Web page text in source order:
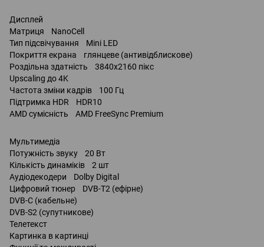
Дисплей
Матриця NanoCell
Тип підсвічування Mini LED
Покриття екрана глянцеве (антивідблискове)
Роздільна здатність 3840x2160 пікс
Upscaling до 4K
Частота зміни кадрів 100 Гц
Підтримка HDR HDR10
AMD сумісність AMD FreeSync Premium
Мультимедіа
Потужність звуку 20 Вт
Кількість динаміків 2 шт
Аудіодекодери Dolby Digital
Цифровий тюнер DVB-T2 (ефірне)
DVB-C (кабельне)
DVB-S2 (супутникове)
Телетекст
Картинка в картинці